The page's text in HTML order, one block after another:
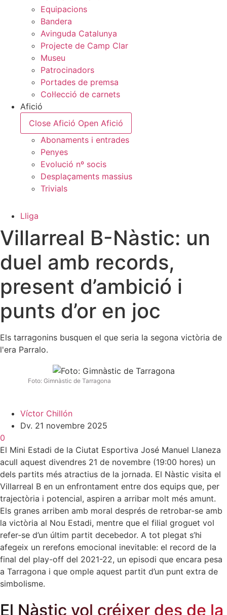
Equipacions
Bandera
Avinguda Catalunya
Projecte de Camp Clar
Museu
Patrocinadors
Portades de premsa
Col·lecció de carnets
Afició
Close Afició Open Afició
Abonaments i entrades
Penyes
Evolució nº socis
Desplaçaments massius
Trivials
Lliga
Villarreal B-Nàstic: un
duel amb records,
present d’ambició i
punts d’or en joc
Els tarragonins busquen el que seria la segona victòria de
l'era Parralo.
Foto: Gimnàstic de Tarragona
Víctor Chillón
Dv. 21 novembre 2025
0
El Mini Estadi de la Ciutat Esportiva José Manuel Llaneza
acull aquest divendres 21 de novembre (19:00 hores) un
dels partits més atractius de la jornada. El Nàstic visita el
Villarreal B en un enfrontament entre dos equips que, per
trajectòria i potencial, aspiren a arribar molt més amunt.
Els granes arriben amb moral després de retrobar-se amb
la victòria al Nou Estadi, mentre que el filial groguet vol
refer-se d’un últim partit decebedor. A tot plegat s’hi
afegeix un rerefons emocional inevitable: el record de la
final del play-off del 2021-22, un episodi que encara pesa
a Tarragona i que omple aquest partit d’un punt extra de
simbolisme.
El Nàstic vol créixer des de la